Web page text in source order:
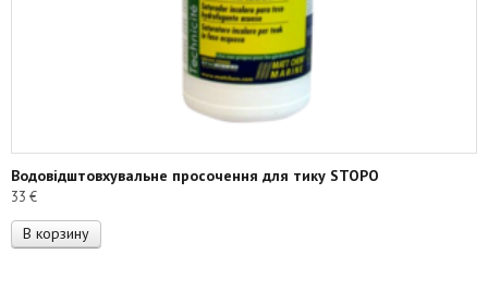
Водовідштовхувальне просочення для тику STOPO
33 €
В корзину